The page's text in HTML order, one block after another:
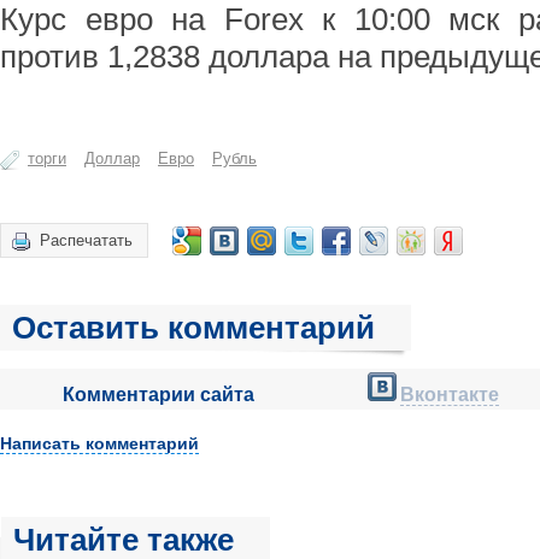
Курс евро на Forex к 10:00 мск
против 1,2838 доллара на
торги Доллар Евро Рубль
Распечатать
Оставить комментарий
Комментарии сайта Вконтакте
Написать комментарий
Читайте также